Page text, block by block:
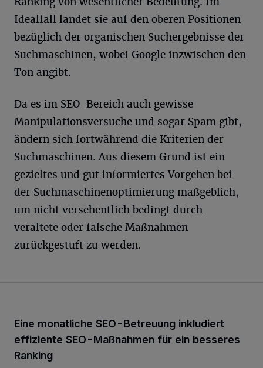
Idealfall landet sie auf den oberen Positionen
bezüglich der organischen Suchergebnisse der
Suchmaschinen, wobei Google inzwischen den
Ton angibt.
Da es im SEO-Bereich auch gewisse
Manipulationsversuche und sogar Spam gibt,
ändern sich fortwährend die Kriterien der
Suchmaschinen. Aus diesem Grund ist ein
gezieltes und gut informiertes Vorgehen bei
der Suchmaschinenoptimierung maßgeblich,
um nicht versehentlich bedingt durch
veraltete oder falsche Maßnahmen
zurückgestuft zu werden.
Eine monatliche SEO-Betreuung inkludiert
effiziente SEO-Maßnahmen für ein besseres
Ranking